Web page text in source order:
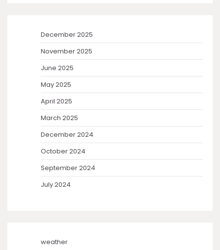
December 2025
November 2025
June 2025
May 2025
April 2025
March 2025
December 2024
October 2024
September 2024
July 2024
weather